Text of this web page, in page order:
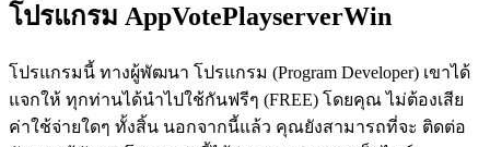
โปรแกรม AppVotePlayserverWin
โปรแกรมนี้ ทางผู้พัฒนา โปรแกรม (Program Developer) เขาได้
แจกให้ ทุกท่านได้นำไปใช้กันฟรีๆ (FREE) โดยคุณ ไม่ต้องเสีย
ค่าใช้จ่ายใดๆ ทั้งสิ้น นอกจากนี้แล้ว คุณยังสามารถที่จะ ติดต่อ